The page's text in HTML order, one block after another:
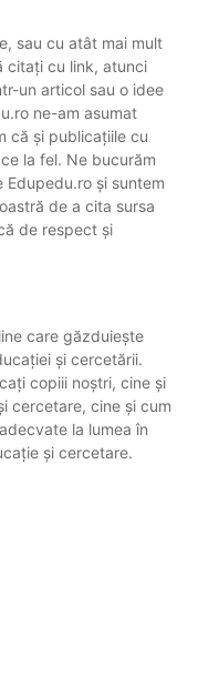
sau cu atât mai mult
citați cu link, atunci
un articol sau o idee
ne-am asumat
că și publicațiile cu
la fel. Ne bucurăm
și suntem
de a cita sursa
de respect și
care găzduiește
și cercetării.
copiii noștri, cine și
cercetare, cine și cum
la lumea în
și cercetare.